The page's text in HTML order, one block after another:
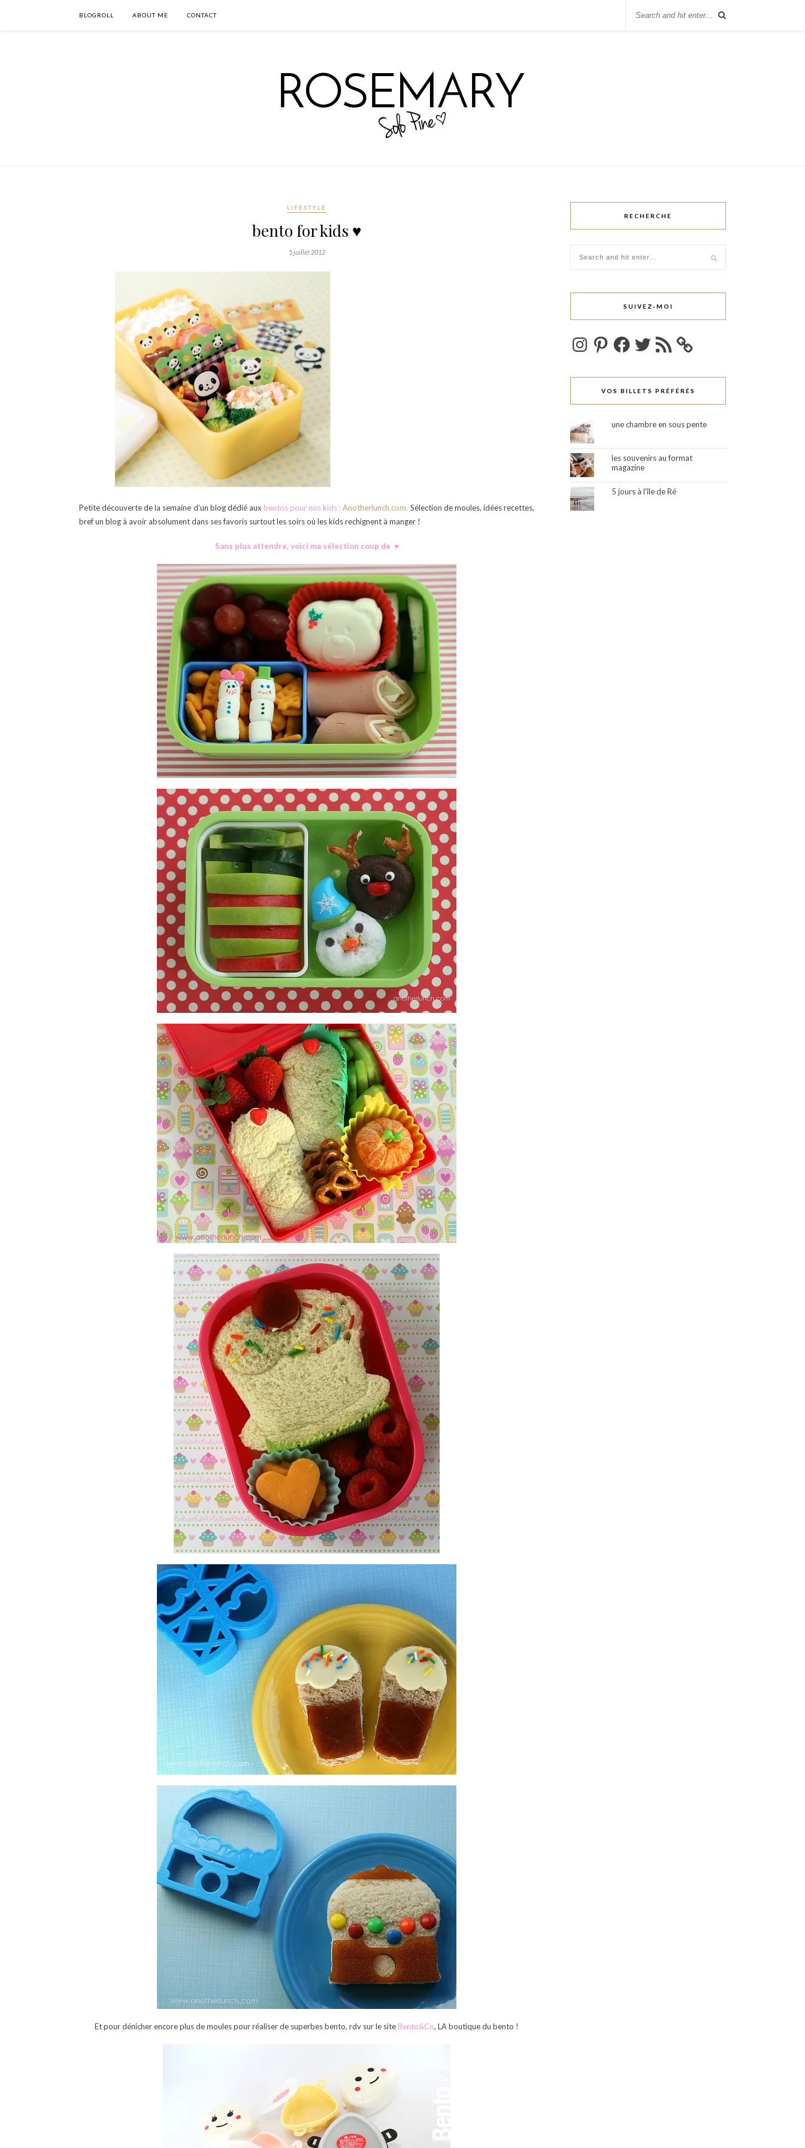
BLOGROLL ABOUT ME CONTACT
LIFESTYLE
bento for kids ♥
5 juillet 2012
Petite découverte de la semaine d’un blog dédié aux bentos pour nos kids :Anotherlunch.com. Sélection de moules, idées recettes,
bref un blog à avoir absolument dans ses favoris surtout les soirs où les kids rechignent à manger !
Sans plus attendre, voici ma sélection coup de ♥
Et pour dénicher encore plus de moules pour réaliser de superbes bento, rdv sur le site Bento&Co, LA boutique du bento !
RECHERCHE
SUIVEZ-MOI
InstagramPinterestFacebookTwitterFlux
RSS
VOS BILLETS PRÉFÉRÉS
une chambre en sous pente
les souvenirs au format
magazine
5 jours à l'île de Ré